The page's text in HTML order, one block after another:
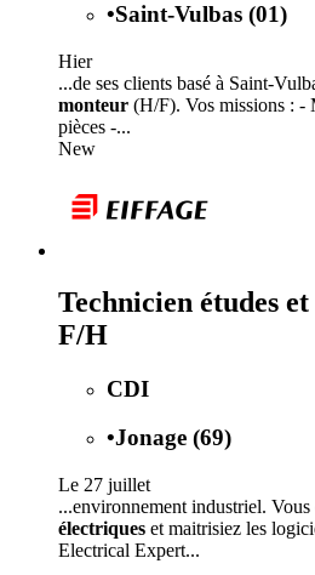
•Saint-Vulbas (01)
Hier
...de ses clients basé à Saint-
monteur (H/F). Vos missions : -
pièces -...
New
Technicien études
F/H
CDI
•Jonage (69)
Le 27 juillet
...environnement industriel. Vous
électriques et maitrisiez les
Electrical Expert...